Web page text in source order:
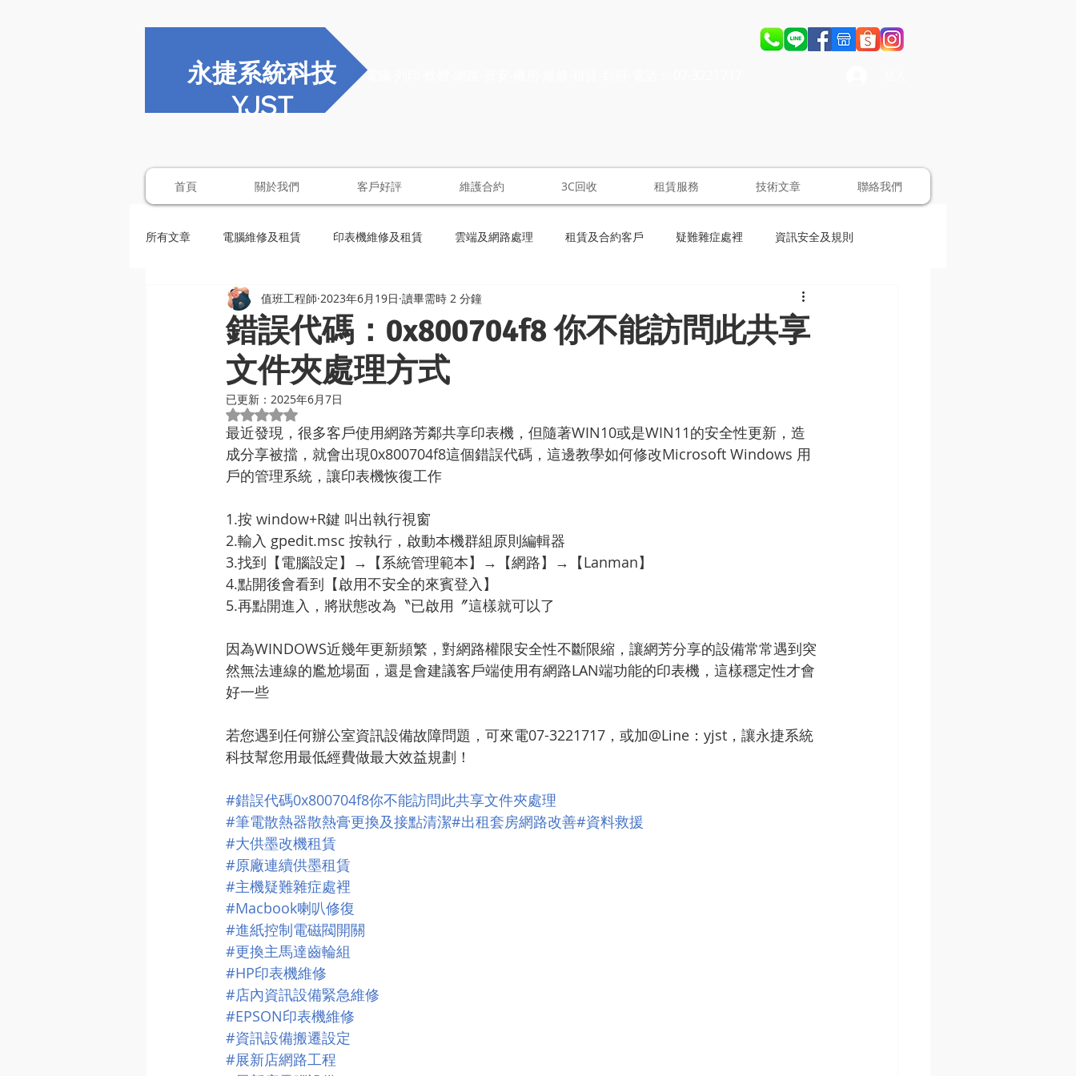
永捷系統科技
YJST
電腦-列印-軟體-網路-資安-機房-維修-租賃-到府-電話： 07-3221717
首頁 關於我們 客戶好評 維護合約 3C回收 租賃服務 技術文章 聯絡我們
所有文章 電腦維修及租賃 印表機維修及租賃 雲端及網路處理 租賃及合約客戶 疑難雜症處裡 資訊安全及規則
錯誤代碼：0x800704f8 你不能訪問此共享
文件夾處理方式
值班工程師 2023年6月19日 讀畢需時 2 分鐘
已更新： 2025年6月7日
評等為 NaN（最高為 5 顆星）。
最近發現，很多客戶使用網路芳鄰共享印表機，但隨著WIN10或是WIN11的安全性更新，造
成分享被擋，就會出現0x800704f8這個錯誤代碼，這邊教學如何修改Microsoft Windows 用
戶的管理系統，讓印表機恢復工作
1.按 window+R鍵 叫出執行視窗
2.輸入 gpedit.msc 按執行，啟動本機群組原則編輯器
3.找到【電腦設定】→【系統管理範本】→【網路】→【Lanman】
4.點開後會看到【啟用不安全的來賓登入】
5.再點開進入，將狀態改為〝已啟用〞這樣就可以了
因為WINDOWS近幾年更新頻繁，對網路權限安全性不斷限縮，讓網芳分享的設備常常遇到突
然無法連線的尷尬場面，還是會建議客戶端使用有網路LAN端功能的印表機，這樣穩定性才會
好一些
若您遇到任何辦公室資訊設備故障問題，可來電07-3221717，或加@Line：yjst，讓永捷系統
科技幫您用最低經費做最大效益規劃！
#錯誤代碼0x800704f8你不能訪問此共享文件夾處理
#筆電散熱器散熱膏更換及接點清潔#出租套房網路改善#資料救援
#大供墨改機租賃
#原廠連續供墨租賃
#主機疑難雜症處裡
#Macbook喇叭修復
#進紙控制電磁閥開關
#更換主馬達齒輪組
#HP印表機維修
#店內資訊設備緊急維修
#EPSON印表機維修
#資訊設備搬遷設定
#展新店網路工程